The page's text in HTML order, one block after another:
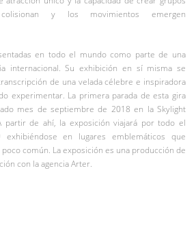
y los movimientos emergen
en todo el mundo como parte de una
internacional. Su exhibición en sí misma se
de una velada célebre e inspiradora
experimentar. La primera parada de esta gira
mes de septiembre de 2018 en la Skylight
partir de ahí, la exposición viajará por todo el
en lugares emblemáticos que
común. La exposición es una producción de
con la agencia Arter.